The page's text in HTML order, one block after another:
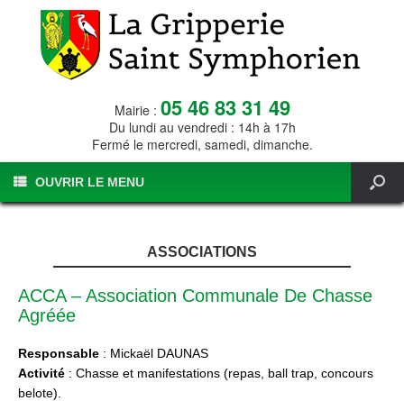
Mairie : 05 46 83 31 49
Du lundi au vendredi : 14h à 17h
Fermé le mercredi, samedi, dimanche.
OUVRIR LE MENU
ASSOCIATIONS
ACCA – Association Communale De Chasse
Agréée
Responsable : Mickaël DAUNAS
Activité : Chasse et manifestations (repas, ball trap, concours
belote).